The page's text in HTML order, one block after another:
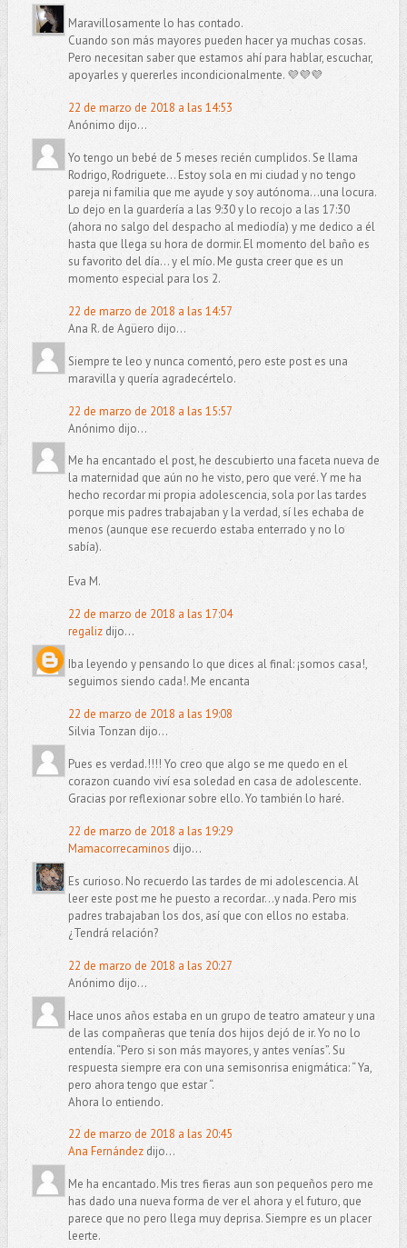
Maravillosamente lo has contado.
Cuando son más mayores pueden hacer ya muchas cosas.
Pero necesitan saber que estamos ahí para hablar, escuchar,
apoyarles y quererles incondicionalmente. 💜💜💜
22 de marzo de 2018 a las 14:53
Anónimo dijo...
Yo tengo un bebé de 5 meses recién cumplidos. Se llama
Rodrigo, Rodriguete... Estoy sola en mi ciudad y no tengo
pareja ni familia que me ayude y soy autónoma...una locura.
Lo dejo en la guardería a las 9:30 y lo recojo a las 17:30
(ahora no salgo del despacho al mediodía) y me dedico a él
hasta que llega su hora de dormir. El momento del baño es
su favorito del día... y el mío. Me gusta creer que es un
momento especial para los 2.
22 de marzo de 2018 a las 14:57
Ana R. de Agüero dijo...
Siempre te leo y nunca comentó, pero este post es una
maravilla y quería agradecértelo.
22 de marzo de 2018 a las 15:57
Anónimo dijo...
Me ha encantado el post, he descubierto una faceta nueva de
la maternidad que aún no he visto, pero que veré. Y me ha
hecho recordar mi propia adolescencia, sola por las tardes
porque mis padres trabajaban y la verdad, sí les echaba de
menos (aunque ese recuerdo estaba enterrado y no lo
sabía).
Eva M.
22 de marzo de 2018 a las 17:04
regalizdijo...
Iba leyendo y pensando lo que dices al final: ¡somos casa!,
seguimos siendo cada!. Me encanta
22 de marzo de 2018 a las 19:08
Silvia Tonzan dijo...
Pues es verdad.!!!! Yo creo que algo se me quedo en el
corazon cuando viví esa soledad en casa de adolescente.
Gracias por reflexionar sobre ello. Yo también lo haré.
22 de marzo de 2018 a las 19:29
Mamacorrecaminos dijo...
Es curioso. No recuerdo las tardes de mi adolescencia. Al
leer este post me he puesto a recordar...y nada. Pero mis
padres trabajaban los dos, así que con ellos no estaba.
¿Tendrá relación?
22 de marzo de 2018 a las 20:27
Anónimo dijo...
Hace unos años estaba en un grupo de teatro amateur y una
de las compañeras que tenía dos hijos dejó de ir. Yo no lo
entendía. “Pero si son más mayores, y antes venías”. Su
respuesta siempre era con una semisonrisa enigmática: “ Ya,
pero ahora tengo que estar “.
Ahora lo entiendo.
22 de marzo de 2018 a las 20:45
Ana Fernándezdijo...
Me ha encantado. Mis tres fieras aun son pequeños pero me
has dado una nueva forma de ver el ahora y el futuro, que
parece que no pero llega muy deprisa. Siempre es un placer
leerte.